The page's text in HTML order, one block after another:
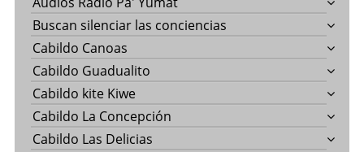
Buscan silenciar las conciencias
Cabildo Canoas
Cabildo Guadualito
Cabildo kite Kiwe
Cabildo La Concepción
Cabildo Las Delicias